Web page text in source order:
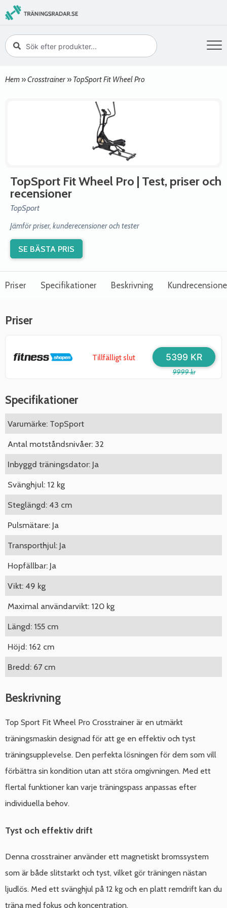
Hem »Crosstrainer » TopSport Fit Wheel Pro
TopSport Fit Wheel Pro | Test, priser och
recensioner
TopSport
Jämför priser, kunderecensioner och tester
SE BÄSTA PRIS
Priser Specifikationer Beskrivning
Priser
Tillfälligt slut
9999 kr
5399 KR
Specifikationer
Varumärke: TopSport
Antal motståndsnivåer: 32
Inbyggd träningsdator: Ja
Svänghjul: 12 kg
Steglängd: 43 cm
Pulsmätare: Ja
Transporthjul: Ja
Hopfällbar: Ja
Vikt: 49 kg
Maximal användarvikt: 120 kg
Längd: 155 cm
Höjd: 162 cm
Bredd: 67 cm
Beskrivning
Top Sport Fit Wheel Pro Crosstrainer är en utmärkt
träningsmaskin designad för att ge en effektiv och tyst
träningsupplevelse. Den perfekta lösningen för dem som vill
förbättra sin kondition utan att störa omgivningen. Med ett
flertal funktioner kan varje träningspass anpassas efter
individuella behov.
Tyst och effektiv drift
Denna crosstrainer använder ett magnetiskt bromssystem
som är både slitstarkt och tyst, vilket gör träningen nästan
ljudlös. Med ett svänghjul på 12 kg och en platt remdrift kan du
träna med fokus och koncentration.